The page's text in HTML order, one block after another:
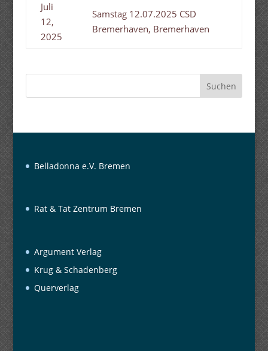
Juli
12,
2025
Samstag 12.07.2025 CSD
Bremerhaven, Bremerhaven
Suchen
Belladonna e.V. Bremen
Rat & Tat Zentrum Bremen
Argument Verlag
Krug & Schadenberg
Querverlag